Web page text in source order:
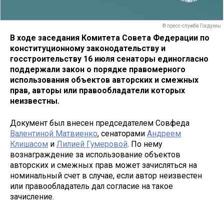
© пресс-служба Госдумы
В ходе заседания Комитета Совета Федерации по
конституционному законодательству и
госстроительству 16 июля сенаторы единогласно
поддержали закон о порядке правомерного
использования объектов авторских и смежных
прав, авторы или правообладатели которых
неизвестны.
Документ был внесен председателем Совфеда
Валентиной Матвиенко, сенаторами Андреем
Клишасом и Лилией Гумеровой. По нему
вознаграждение за использование объектов
авторских и смежных прав может зачисляться на
номинальный счет в случае, если автор неизвестен
или правообладатель дал согласие на такое
зачисление.